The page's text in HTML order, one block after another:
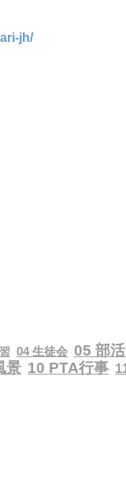
jh/
04 生徒会 05 部
景 10 PTA行事